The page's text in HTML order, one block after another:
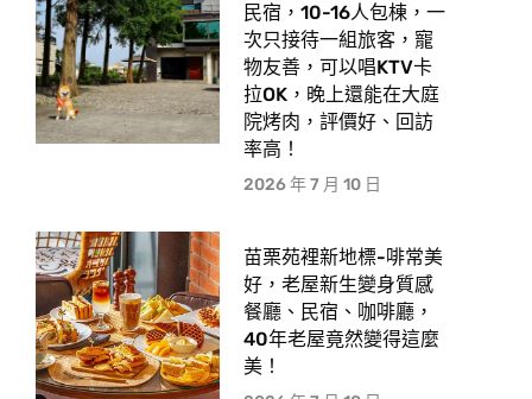
民宿，10-16人包棟，一
次只接待一組旅客，寵
物友善，可以唱KTV卡
拉OK，晚上還能在大庭
院烤肉，評價好、回訪
率高！
2026 年 7 月 10 日
苗栗苑裡新地標-啡常美
好，老屋新生變身質感
餐廳、民宿、咖啡廳，
40年老屋竟然變得這麼
美！